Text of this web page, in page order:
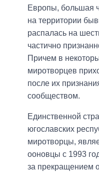
Европы, большая
на территории
распалась на
частично
Причем в
миротворцев
после их
сообществом.
Единственной
югославских
миротворцы,
ооновцы с 1993
за прекращением